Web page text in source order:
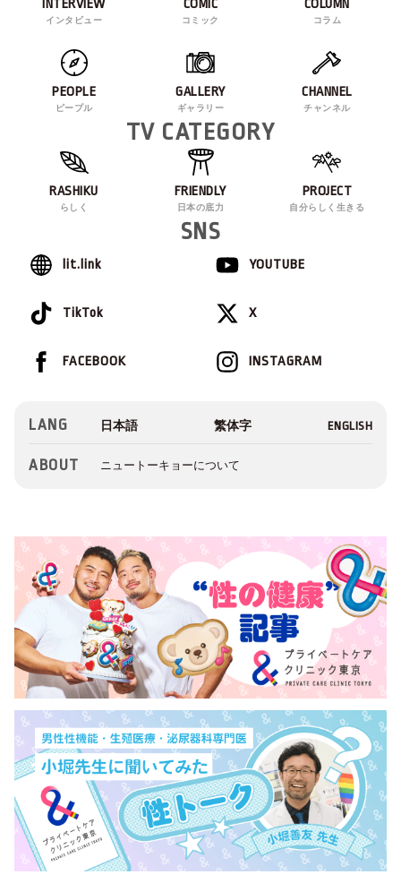
INTERVIEW
インタビュー
COMIC
コミック
COLUMN
コラム
PEOPLE
ピープル
GALLERY
ギャラリー
CHANNEL
チャンネル
TV CATEGORY
RASHIKU
らしく
FRIENDLY
日本の底力
PROJECT
自分らしく生きる
SNS
lit.link YOUTUBE
TikTok X
INSTAGRAM
FACEBOOK
LANG
ABOUT ニュートーキョーについて